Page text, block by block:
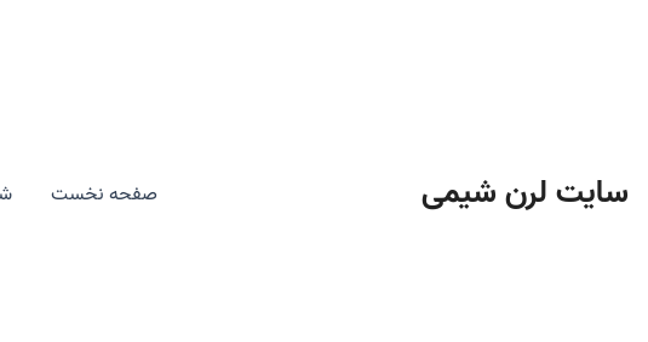
سایت لرن شیمی صفحه نخست